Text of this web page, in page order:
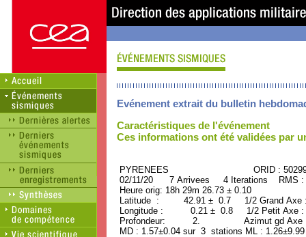
Evénement extrait du bulletin
Caractéristiques de l'événement
Ces informations ont été validées par
PYRENEES ORID :
02/11/20 7 Arrivees 4 Iterations RMS :
Heure orig: 18h 29m 26.73 ± 0.10
Latitude : 42.91 ± 0.7 1/2 Grand
Longitude : 0.21 ± 0.8 1/2 Petit Axe
Profondeur: 2. Azimut gd Axe :
MD : 1.57±0.04 sur 3 stations ML :